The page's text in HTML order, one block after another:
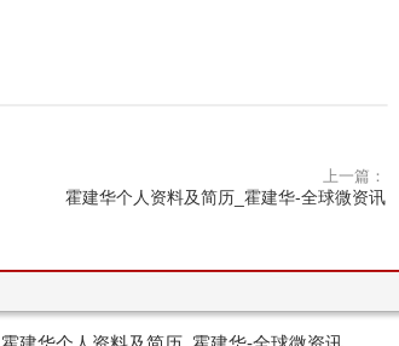
上一篇：
霍建华个人资料及简历_霍建华-全球微资讯